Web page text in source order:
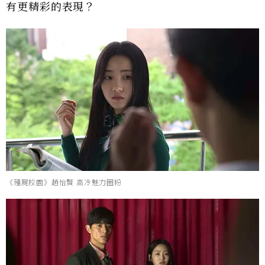
有更精彩的表現？
《殭屍校園》趙怡賢 高冷魅力圈粉